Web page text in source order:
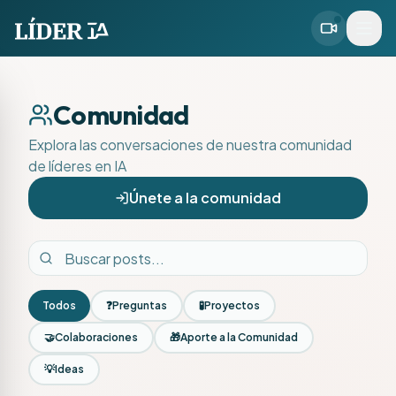
Comunidad
Explora las conversaciones de nuestra comunidad
de líderes en IA
Únete a la comunidad
Todos ❓Preguntas 🧪Proyectos
🤝Colaboraciones 🎁Aporte a la Comunidad
💡Ideas